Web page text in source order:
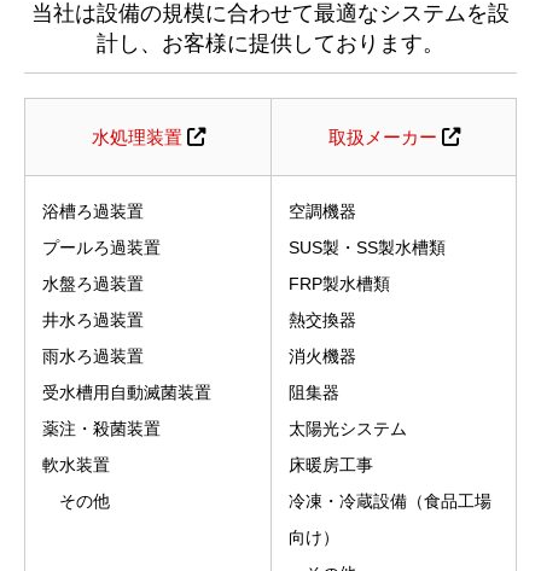
当社は設備の規模に合わせて最適なシステムを設
計し、お客様に提供しております。
水処理装置 取扱メーカー
浴槽ろ過装置
プールろ過装置
水盤ろ過装置
井水ろ過装置
雨水ろ過装置
受水槽用自動滅菌装置
薬注・殺菌装置
軟水装置
その他
空調機器
SUS製・SS製水槽類
FRP製水槽類
熱交換器
消火機器
阻集器
太陽光システム
床暖房工事
冷凍・冷蔵設備（食品工場
向け）